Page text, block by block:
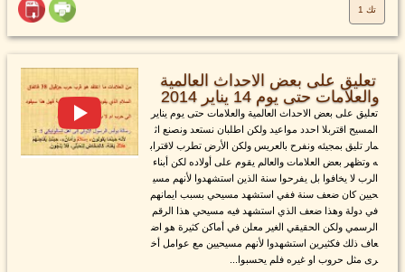
تك 1
تعليق على بعض الاحداث العالمية
والعلامات حتى يوم 14 يناير 2014
تعليق على بعض الاحداث العالمية والعلامات حتى يوم يناير
المسيح اقتربلا احدد مواعيد ولكن اطلبان نستعد ونصنع اث
مار تليق بمجيئه ونفرح بالعريس ولكن الأرض تطرب لاقتراب
ه وتظهر بعض العلامات والعالم يقوم على أولاده لكن أبناء
الرب لا يخافوا بل يفرحوا سنة الذين استشهدوا لأنهم مسي
حيين كان ضعف سنة ففي استشهد مسيحي بسبب ايمانهم
في دولة وهذا ضعف الذي استشهد فيه مسيحي هذا الرقم
الرسمي ولكن الحقيقي الغير معلن في أماكن كثيرة هو اض
عاف ذلك فكثيرين استشهدوا لأنهم مسيحيين مع عوامل أخ
رى مثل حروب او غيره فلم يحسبوا...